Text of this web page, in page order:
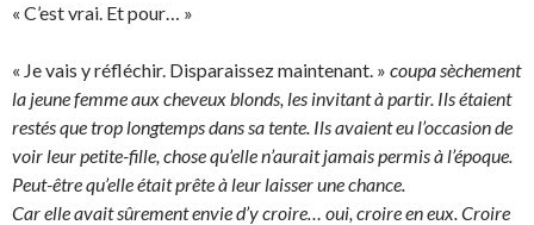
« C’est vrai. Et pour… »
« Je vais y réfléchir. Disparaissez maintenant. » coupa sèchement
la jeune femme aux cheveux blonds, les invitant à partir. Ils étaient
restés que trop longtemps dans sa tente. Ils avaient eu l’occasion de
voir leur petite-fille, chose qu’elle n’aurait jamais permis à l’époque.
Peut-être qu’elle était prête à leur laisser une chance.
Car elle avait sûrement envie d’y croire… oui, croire en eux. Croire